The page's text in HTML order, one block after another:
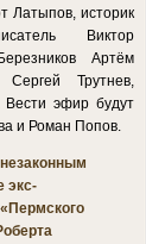
Латыпов, историк
Виктор
Артём
Сергей Трутнев,
Вести эфир будут
и Роман Попов.
экс-